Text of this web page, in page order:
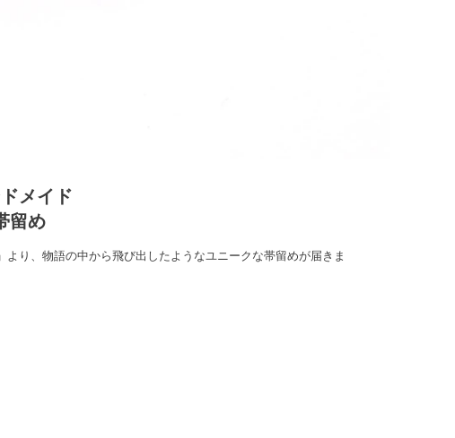
メイド
留め
り、物語の中から飛び出したようなユニークな帯留めが届きま